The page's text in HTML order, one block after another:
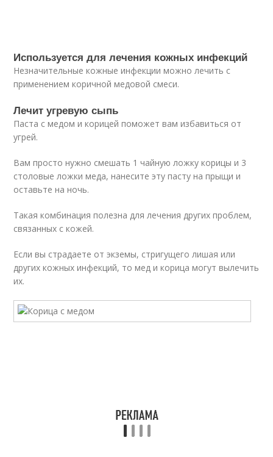
Используется для лечения кожных инфекций
Незначительные кожные инфекции можно лечить с
применением коричной медовой смеси.
Лечит угревую сыпь
Паста с медом и корицей поможет вам избавиться от
угрей.
Вам просто нужно смешать 1 чайную ложку корицы и 3
столовые ложки меда, нанесите эту пасту на прыщи и
оставьте на ночь.
Такая комбинация полезна для лечения других проблем,
связанных с кожей.
Если вы страдаете от экземы, стригущего лишая или
других кожных инфекций, то мед и корица могут вылечить
их.